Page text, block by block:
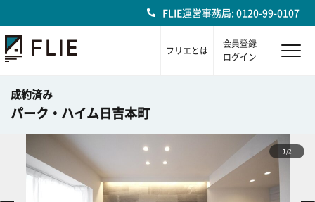
FLIE運営事務局: 0120-99-0107
フリエとは
会員登録
ログイン
成約済み
パーク・ハイム日吉本町
1/2